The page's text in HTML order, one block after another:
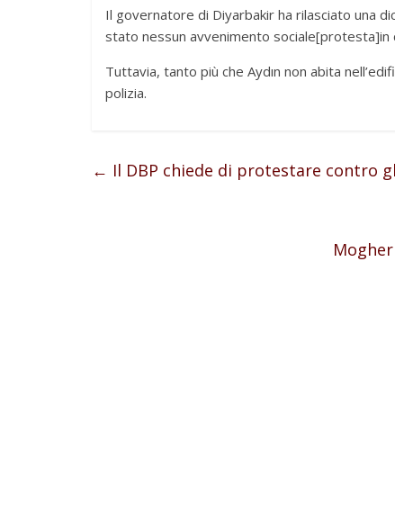
Il governatore di Diyarbakir ha rilasciato una
stato nessun avvenimento sociale[protesta]in
Tuttavia, tanto più che Aydın non abita
polizia.
← Il DBP chiede di protestare contro